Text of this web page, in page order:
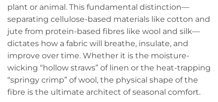
plant or animal. This fundamental distinction—
separating cellulose-based materials like cotton and
jute from protein-based fibres like wool and silk—
dictates how a fabric will breathe, insulate, and
improve over time. Whether it is the moisture-
wicking “hollow straws” of linen or the heat-trapping
“springy crimp” of wool, the physical shape of the
fibre is the ultimate architect of seasonal comfort.